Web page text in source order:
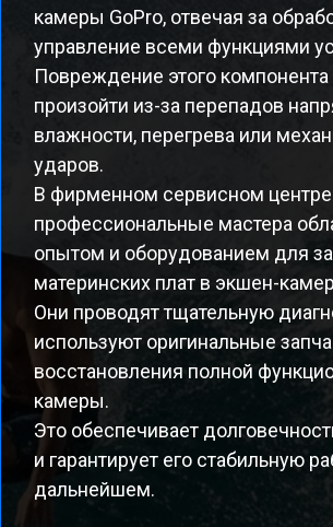
камеры GoPro, отвечая за
управление всеми функциями
Повреждение этого
произойти из-за перепадов
влажности, перегрева или
ударов.
В фирменном сервисном центре
профессиональные мастера
опытом и оборудованием для
материнских плат в экшен-
Они проводят тщательную
используют оригинальные
восстановления полной
камеры.
Это обеспечивает
и гарантирует его стабильную
дальнейшем.